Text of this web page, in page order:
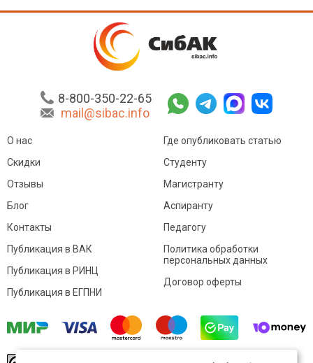
8-800-350-22-65
mail@sibac.info
О нас
Скидки
Отзывы
Блог
Контакты
Где опубликовать статью
Студенту
Магистранту
Аспиранту
Педагогу
Публикация в ВАК
Публикация в РИНЦ
Публикация в ЕГПНИ
Политика обработки
персональных данных
Договор оферты